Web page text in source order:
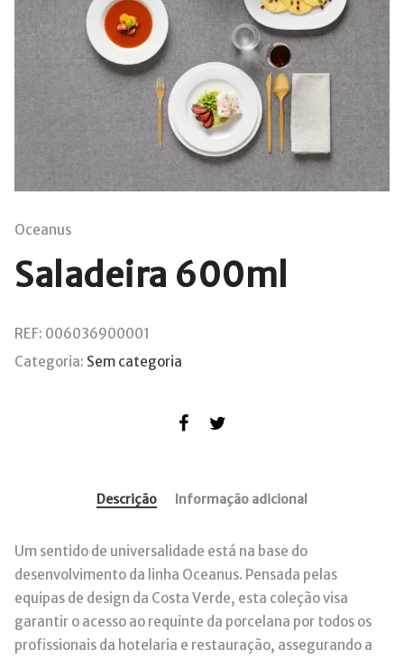
Oceanus
Saladeira 600ml
REF: 006036900001
Categoria: Sem categoria
Descrição Informação adicional
Um sentido de universalidade está na base do
desenvolvimento da linha Oceanus. Pensada pelas
equipas de design da Costa Verde, esta coleção visa
garantir o acesso ao requinte da porcelana por todos os
profissionais da hotelaria e restauração, assegurando a